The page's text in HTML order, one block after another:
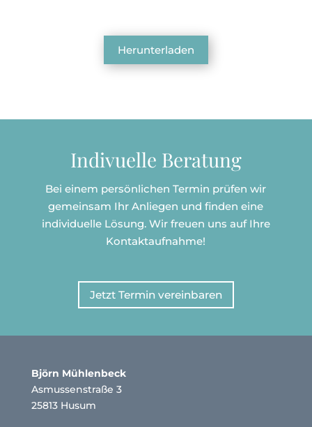
Herunterladen
Indivuelle Beratung
Bei einem persönlichen Termin prüfen wir
gemeinsam Ihr Anliegen und finden eine
individuelle Lösung. Wir freuen uns auf Ihre
Kontaktaufnahme!
Jetzt Termin vereinbaren
Björn Mühlenbeck
Asmussenstraße 3
25813 Husum